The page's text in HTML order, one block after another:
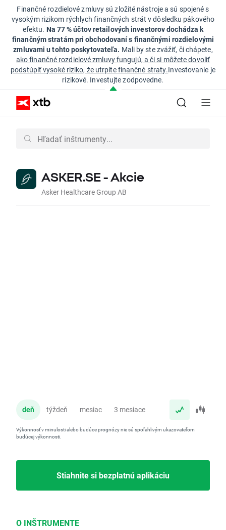
Finančné rozdielové zmluvy sú zložité nástroje a sú spojené s
vysokým rizikom rýchlych finančných strát v dôsledku pákového
efektu. Na 77 % účtov retailových investorov dochádza k
finančným stratám pri obchodovaní s finančnými rozdielovými
zmluvami u tohto poskytovateľa. Mali by ste zvážiť, či chápete,
ako finančné rozdielové zmluvy fungujú, a či si môžete dovoliť
podstúpiť vysoké riziko, že utrpíte finančné straty.Investovanie je
rizikové. Investujte zodpovedne.
ASKER.SE - Akcie
Asker Healthcare Group AB
deň týždeň mesiac 3 mesiace
Výkonnosť v minulosti alebo budúce prognózy nie sú spoľahlivým ukazovateľom
budúcej výkonnosti.
Stiahnite si bezplatnú aplikáciu
O INŠTRUMENTE